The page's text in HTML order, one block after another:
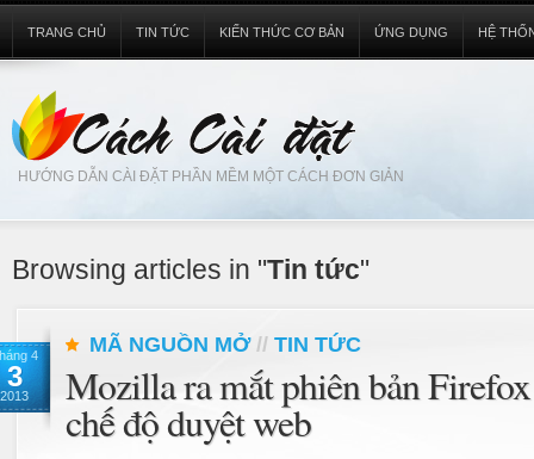
HƯỚNG DẪN CÀI ĐẶT PHẦN MỀM MỘT CÁCH ĐƠN GIẢN
TRANG CHỦ TIN TỨC KIẾN THỨC CƠ BẢN ỨNG DỤNG HỆ
Browsing articles in "Tin tức"
4
3
2013
MÃ NGUỒN MỞ// TIN TỨC
Mozilla ra mắt phiên bản
chế độ duyệt web